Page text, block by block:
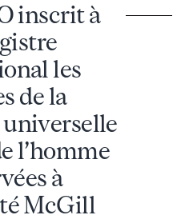
inscrit à
les
de la
l’homme
à
McGill